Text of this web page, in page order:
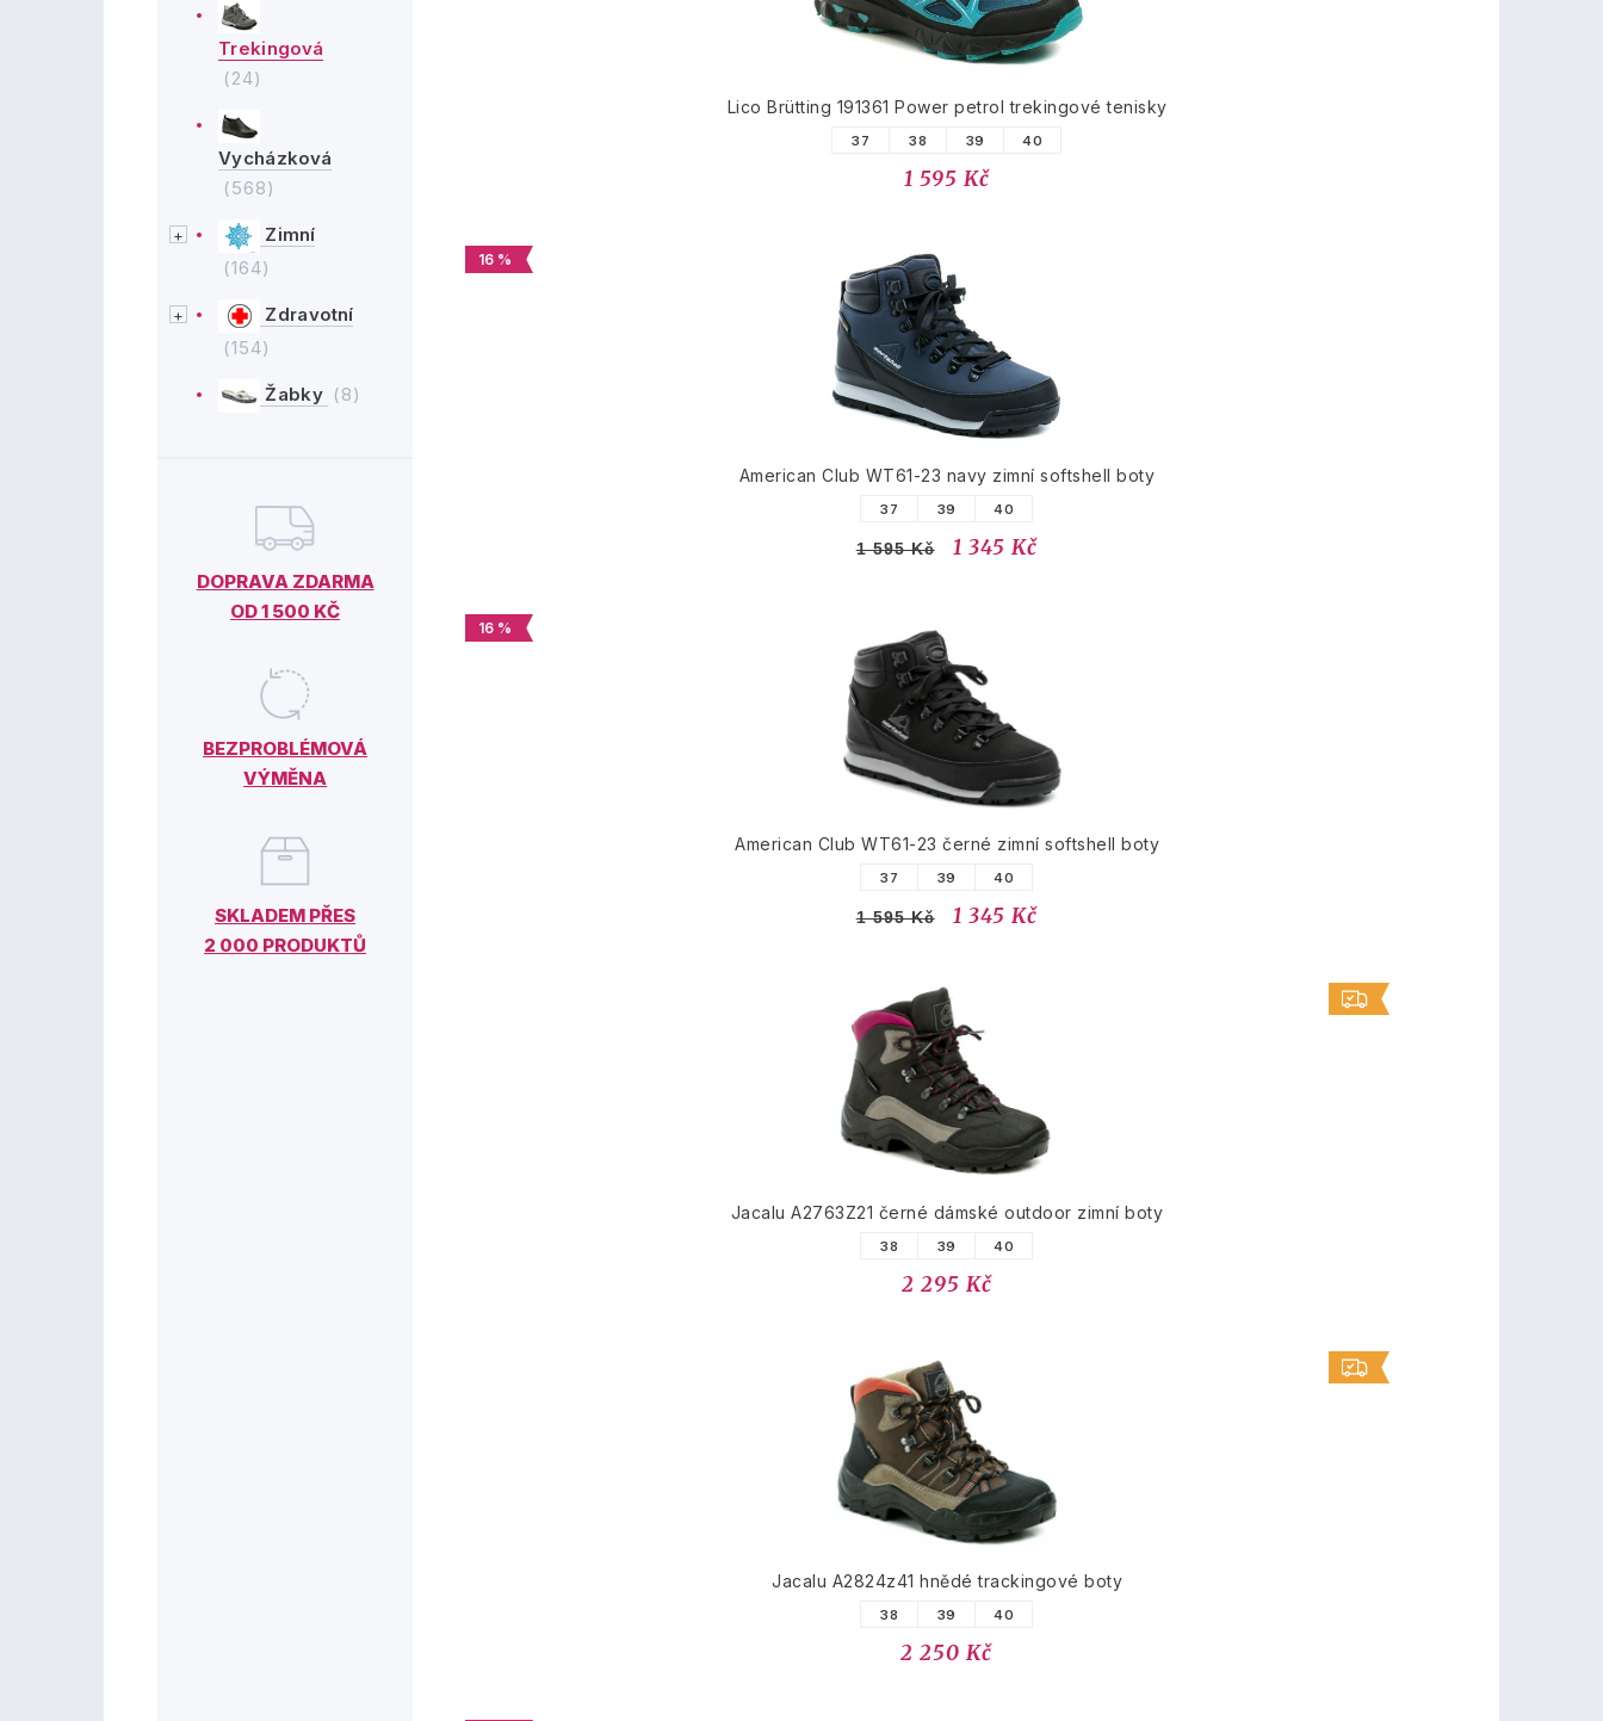
Trekingová
(24)
Vycházková
(568)
Zimní
(164)
Zdravotní
(154)
Žabky (8)
DOPRAVA ZDARMA
OD 1 500 KČ
BEZPROBLÉMOVÁ
VÝMĚNA
SKLADEM PŘES
2 000 PRODUKTŮ
Lico Brütting 191361 Power petrol trekingové tenisky
37 38 39 40
1 595 Kč
16 %
American Club WT61-23 navy zimní softshell boty
37 39 40
1 595 Kč 1 345 Kč
16 %
American Club WT61-23 černé zimní softshell boty
37 39 40
1 595 Kč 1 345 Kč
Jacalu A2763Z21 černé dámské outdoor zimní boty
38 39 40
2 295 Kč
Jacalu A2824z41 hnědé trackingové boty
38 39 40
2 250 Kč